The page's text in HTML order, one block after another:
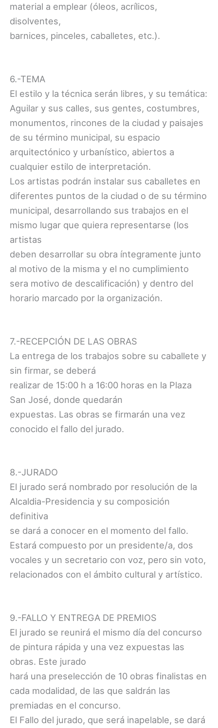
material a emplear (óleos, acrílicos,
disolventes,
barnices, pinceles, caballetes, etc.).
6.-TEMA
El estilo y la técnica serán libres, y su temática:
Aguilar y sus calles, sus gentes, costumbres,
monumentos, rincones de la ciudad y paisajes
de su término municipal, su espacio
arquitectónico y urbanístico, abiertos a
cualquier estilo de interpretación.
Los artistas podrán instalar sus caballetes en
diferentes puntos de la ciudad o de su término
municipal, desarrollando sus trabajos en el
mismo lugar que quiera representarse (los
artistas
deben desarrollar su obra íntegramente junto
al motivo de la misma y el no cumplimiento
sera motivo de descalificación) y dentro del
horario marcado por la organización.
7.-RECEPCIÓN DE LAS OBRAS
La entrega de los trabajos sobre su caballete y
sin firmar, se deberá
realizar de 15:00 h a 16:00 horas en la Plaza
San José, donde quedarán
expuestas. Las obras se firmarán una vez
conocido el fallo del jurado.
8.-JURADO
El jurado será nombrado por resolución de la
Alcaldia-Presidencia y su composición
definitiva
se dará a conocer en el momento del fallo.
Estará compuesto por un presidente/a, dos
vocales y un secretario con voz, pero sin voto,
relacionados con el ámbito cultural y artístico.
9.-FALLO Y ENTREGA DE PREMIOS
El jurado se reunirá el mismo día del concurso
de pintura rápida y una vez expuestas las
obras. Este jurado
hará una preselección de 10 obras finalistas en
cada modalidad, de las que saldrán las
premiadas en el concurso.
El Fallo del jurado, que será inapelable, se dará